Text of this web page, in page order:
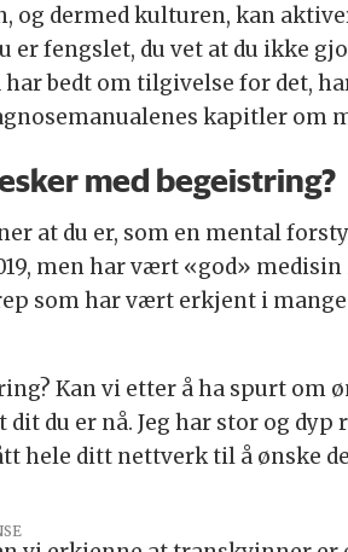
og dermed kulturen, kan
fengslet, du vet at du ikke
bedt om tilgivelse for det,
kapitler om
med begeistring?
at du er, som en mental
men har vært «god» medisin
som har vært erkjent i
Kan vi etter å ha spurt om
du er nå. Jeg har stor og dyp
hele ditt nettverk til å ønske